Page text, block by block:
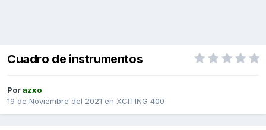
Cuadro de instrumentos
Porazxo
19 de Noviembre del 2021 en XCITING 400